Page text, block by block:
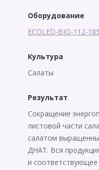
Оборудование
ECOLED-BIO-112-
Культура
Салаты
Результат
Сокращение
листовой части
салатом
ДНАТ. Вся
и соответствующее